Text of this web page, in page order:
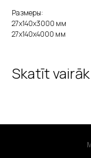
Размеры:
27x140x3000 мм
27x140x4000 мм
Skatīt vairāk